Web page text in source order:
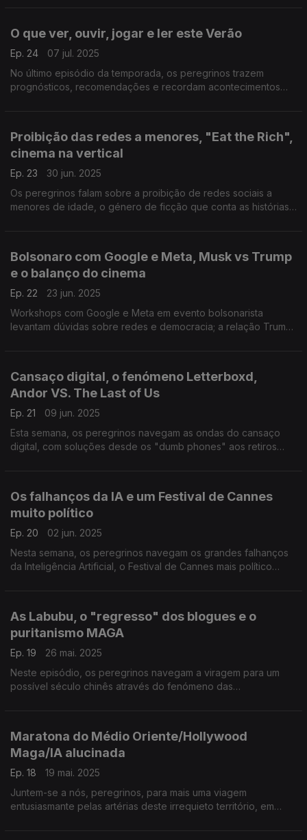
O que ver, ouvir, jogar e ler este Verão
Ep. 24
07 jul. 2025
No último episódio da temporada, os peregrinos trazem
prognósticos, recomendações e recordam acontecimentos
Proibição das redes a menores, "Eat the Rich",
cinema na vertical
Ep. 23
30 jun. 2025
Os peregrinos falam sobre a proibição de redes sociais a
menores de idade, o género de ficção que conta as histórias
Bolsonaro com Google e Meta, Musk vs Trump
e o balanço do cinema
Ep. 22
23 jun. 2025
Workshops com Google e Meta em evento bolsonarista
levantam dúvidas sobre redes e democracia; a relação Trump-
Cansaço digital, o fenómeno Letterboxd,
Andor VS. The Last of Us
Ep. 21
09 jun. 2025
Esta semana, os peregrinos navegam as ondas do cansaço
digital, com soluções desde os "dumb phones" aos retiros
Os falhanços da IA e um Festival de Cannes
muito político
Ep. 20
02 jun. 2025
Nesta semana, os peregrinos navegam os grandes falhanços
da Inteligência Artificial, o Festival de Cannes mais político
As Labubu, o "regresso" dos blogues e o
puritanismo MAGA
Ep. 19
26 mai. 2025
Neste episódio, os peregrinos navegam a viragem para um
possível século chinês através do fenómeno das
Maratona do Médio Oriente/Hollywood
Maga/IA alucinada
Ep. 18
19 mai. 2025
Juntem-se a nós, peregrinos, para mais uma viagem
entusiasmante pelas artérias deste irrequieto território, em